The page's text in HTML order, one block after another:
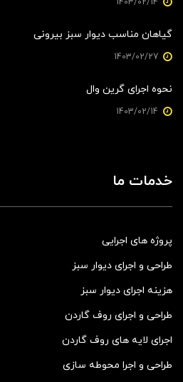
گیاهان مناسب دیوار سبز بیرونی
نحوه اجرای گرین وال
خدمات ما
پروژه های اجرایی
طراحی و اجرای دیوار سبز
هزینه اجرای دیوار سبز
طراحی و اجرای روف گاردن
اجرای لایه های روف گاردن
طراحی و اجرا محوطه سازی